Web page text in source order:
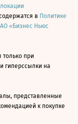
в Политике
«Бизнес Ньюс
при
гиперссылки на
представленные
к покупке